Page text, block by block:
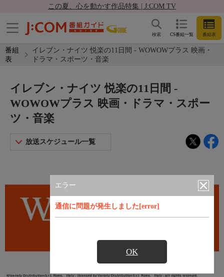
この夏、心を動かす作品特集 | J:COM TV
CS番組一覧 番組表
検索
番組
表
イレブン・ナイツ 悦楽の11日間 - WOWOWプラス 映画・
ドラマ・スポーツ・音楽
エラー
通信に問題が発生しました[error]
OK
イレブン・ナイツ 悦楽の11日間 -
WOWOWプラス 映画・ドラマ・スポー
ツ・音楽
放送スケジュール一覧